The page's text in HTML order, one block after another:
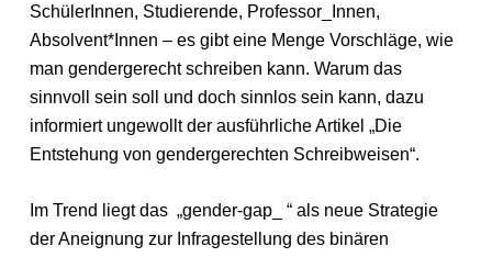
SchülerInnen, Studierende, Professor_Innen,
Absolvent*Innen – es gibt eine Menge Vorschläge, wie
man gendergerecht schreiben kann. Warum das
sinnvoll sein soll und doch sinnlos sein kann, dazu
informiert ungewollt der ausführliche Artikel „Die
Entstehung von gendergerechten Schreibweisen“.
Im Trend liegt das „gender-gap_ “ als neue Strategie
der Aneignung zur Infragestellung des binären